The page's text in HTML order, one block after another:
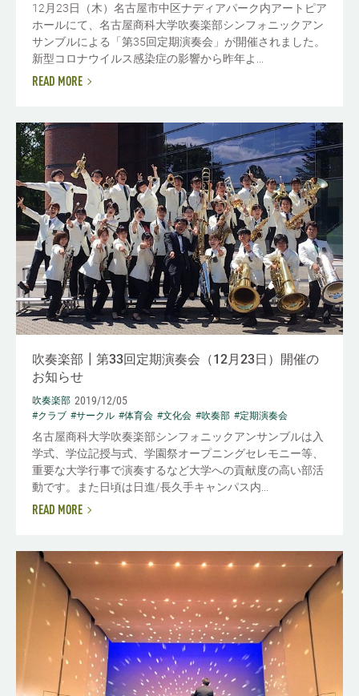
12月23日（木）名古屋市中区ナディアパーク内アートピア
ホールにて、名古屋商科大学吹奏楽部シンフォニックアン
サンブルによる「第35回定期演奏会」が開催されました。
新型コロナウイルス感染症の影響から昨年よ...
READ MORE
吹奏楽部┃第33回定期演奏会（12月23日）開催の
お知らせ
吹奏楽部 2019/12/05
#クラブ #サークル #体育会 #文化会 #吹奏部 #定期演奏会
名古屋商科大学吹奏楽部シンフォニックアンサンブルは入
学式、学位記授与式、学園祭オープニングセレモニー等、
重要な大学行事で演奏するなど大学への貢献度の高い部活
動です。また日頃は日進/長久手キャンパス内...
READ MORE